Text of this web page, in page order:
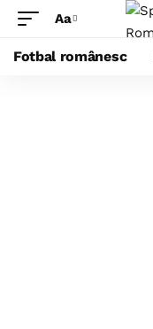
Aa
Fotbal românesc